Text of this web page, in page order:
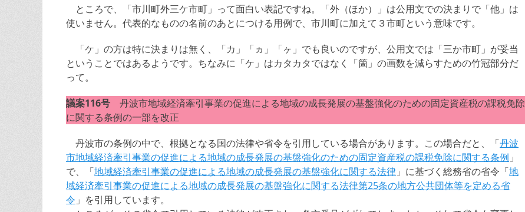
ところで、「市川町外三ケ市町」って面白い表記ですね。「外（ほか）」は公用文での決まりで「他」は
使いません。代表的なものの名前のあとにつける用例で、市川町に加えて３市町という意味です。
「ケ」の方は特に決まりは無く、「カ」「ヵ」「ヶ」でも良いのですが、公用文では「三か市町」が妥当
ということではあるようです。ちなみに「ケ」はカタカタではなく「箇」の画数を減らすための竹冠部分だ
って。
議案116号 丹波市地域経済牽引事業の促進による地域の成長発展の基盤強化のための固定資産税の課税免除
に関する条例の一部を改正
丹波市の条例の中で、根拠となる国の法律や省令を引用している場合があります。この場合だと、「丹波
市地域経済牽引事業の促進による地域の成長発展の基盤強化のための固定資産税の課税免除に関する条例 」
で、「地域経済牽引事業の促進による地域の成長発展の基盤強化に関する法律 」に基づく総務省の省令「地
域経済牽引事業の促進による地域の成長発展の基盤強化に関する法律第25条の地方公共団体等を定める省
令 」を引用しています。